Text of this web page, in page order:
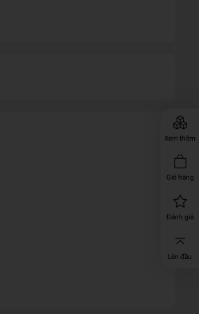
Xem thêm
Giỏ hàng
Đánh giá
Lên đầu